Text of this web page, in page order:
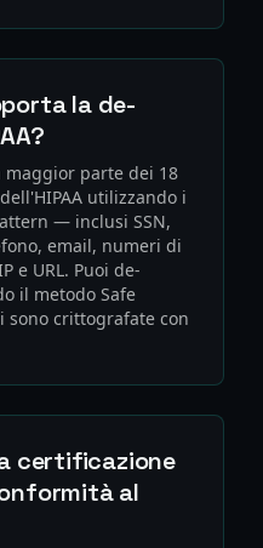
la de-
maggior parte dei 18
utilizzando i
— inclusi SSN,
email, numeri di
e URL. Puoi de-
il metodo Safe
sono crittografate con
certificazione
al